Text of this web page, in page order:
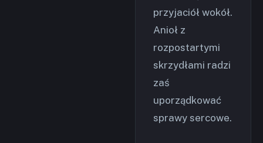
przyjaciół wokół.
Anioł z
rozpostartymi
skrzydłami radzi
zaś
uporządkować
sprawy sercowe.